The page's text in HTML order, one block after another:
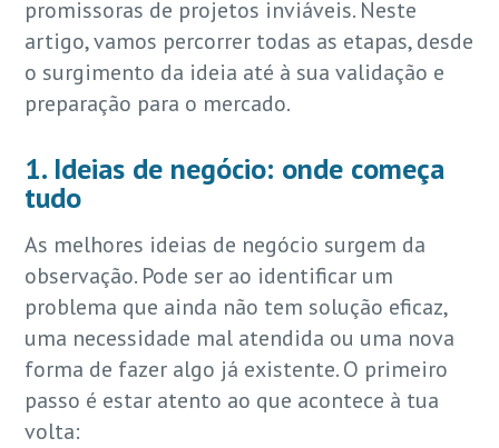
promissoras de projetos inviáveis. Neste
artigo, vamos percorrer todas as etapas, desde
o surgimento da ideia até à sua validação e
preparação para o mercado.
1. Ideias de negócio: onde começa
tudo
As melhores ideias de negócio surgem da
observação. Pode ser ao identificar um
problema que ainda não tem solução eficaz,
uma necessidade mal atendida ou uma nova
forma de fazer algo já existente. O primeiro
passo é estar atento ao que acontece à tua
volta: